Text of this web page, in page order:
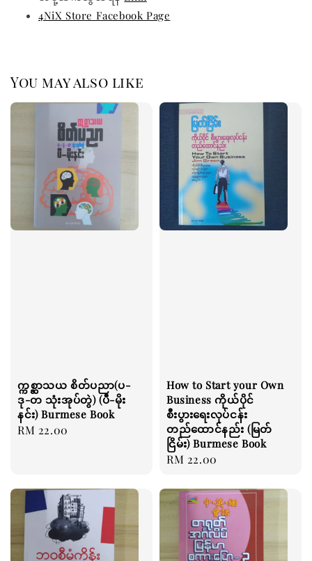
4NiX Store Facebook Page
You may also like
က္ကစ္ဆာသယ စိတ်ပညာ(ပ-
ဒု-တ သုံးအုပ်တွဲ) (ပီ-မိုး
နင်း) Burmese Book
Regular
RM 22.00
How to Start your Own
Business ကိုယ်ပိုင်
စီးပွားရေးလုပ်ငန်း
တည်ထောင်နည်း (မြတ်
ငြိမ်း) Burmese Book
Regular
RM 22.00